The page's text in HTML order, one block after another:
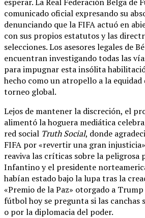
comunicado oficial expresando su
denunciando que la FIFA actuó en
con sus propios estatutos y las
selecciones. Los asesores legales de
encuentran investigando todas las
para impugnar esta insólita
hecho como un atropello a la
torneo global.
Lejos de mantener la discreción, el
alimentó la hoguera mediática
red social Truth Social, donde
FIFA por «revertir una gran
reaviva las críticas sobre la peligrosa
Infantino y el presidente
habían estado bajo la lupa tras la
«Premio de la Paz» otorgado a
fútbol hoy se pregunta si las canchas
o por la diplomacia del poder.